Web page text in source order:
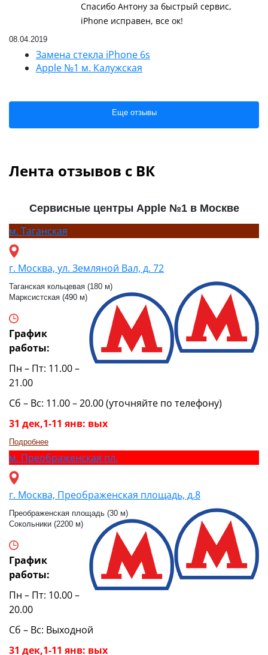
Спасибо Антону за быстрый сервис,
iPhone исправен, все ок!
08.04.2019
Замена стекла iPhone 6s
Apple №1 м. Калужская
Еще отзывы
Лента отзывов с ВК
Сервисные центры Apple №1 в Москве
м. Таганская
г. Москва, ул. Земляной Вал, д. 72
Таганская кольцевая (180 м)
Марксистская (490 м)
График
работы:
Пн – Пт: 11.00 –
21.00
Сб – Вс: 11.00 – 20.00 (уточняйте по телефону)
31 дек,1-11 янв: вых
Подробнее
м. Преображенская пл.
г. Москва, Преображенская площадь, д.8
Преображенская площадь (30 м)
Сокольники (2200 м)
График
работы:
Пн – Пт: 10.00 –
20.00
Сб – Вс: Выходной
31 дек,1-11 янв: вых